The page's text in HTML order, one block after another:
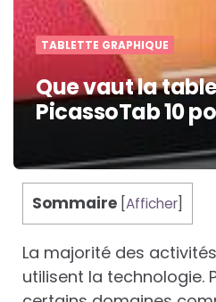
TABLETTE GRAPHIQUE
Que vaut la
PicassoTab 10
Sommaire Afficher
La majorité des
utilisent la technologie.